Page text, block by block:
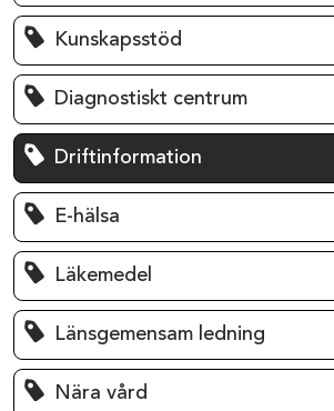
Kunskapsstöd
Diagnostiskt centrum
Driftinformation
E-hälsa
Läkemedel
Länsgemensam ledning
Nära vård